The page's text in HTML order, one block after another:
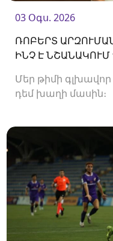
03 Օգս. 2026
ՌՈԲԵՐՏ
ԻՆՉ Է
Մեր թիմի գլխավոր
դեմ խաղի մասին։